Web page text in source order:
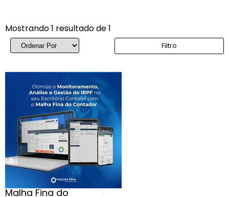
Mostrando 1 resultado de 1
Filtro
Malha Fina do